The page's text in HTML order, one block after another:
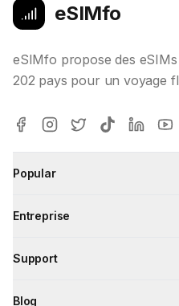
eSIMfo
eSIMfo propose des
202 pays pour un voyage
Popular
Entreprise
Support
Blog